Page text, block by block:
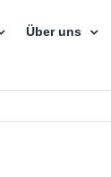
Über uns